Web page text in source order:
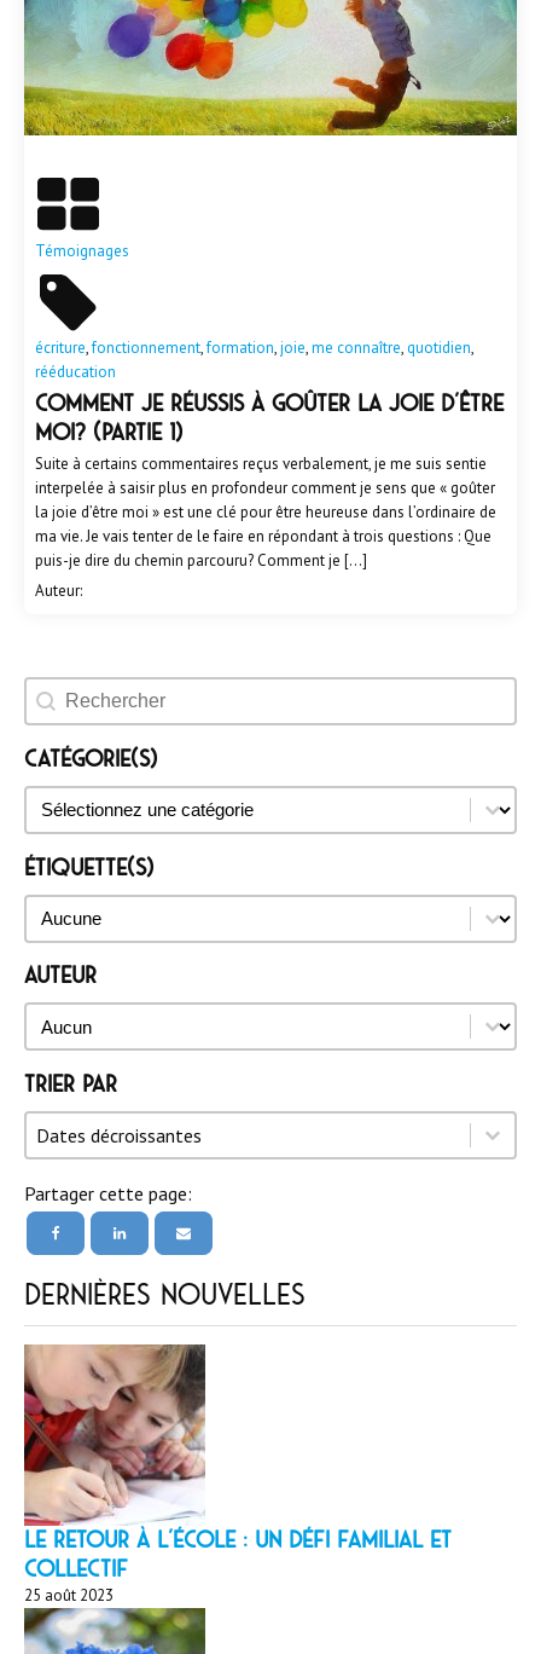
Témoignages
écriture,fonctionnement,formation,joie,me connaître,quotidien,
rééducation
Comment je réussis à goûter la joie d’être
moi? (Partie 1)
Suite à certains commentaires reçus verbalement, je me suis sentie
interpelée à saisir plus en profondeur comment je sens que « goûter
la joie d’être moi » est une clé pour être heureuse dans l’ordinaire de
ma vie. Je vais tenter de le faire en répondant à trois questions : Que
puis-je dire du chemin parcouru? Comment je […]
Auteur:
Rechercher un évènement
Catégorie(s)
Catégorie(s)
Catégorie(s)
Étiquette(s)
Étiquette(s)
Étiquette(s)
Auteur
Auteur
Auteur
Trier par
Trier par
Trier par
Dates décroissantes
Trier par
Partager cette page:
Dernières nouvelles
LE RETOUR À L’ÉCOLE : un défi familial et
collectif
25 août 2023